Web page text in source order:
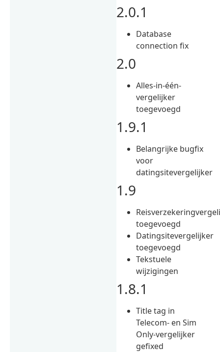
2.0.1
Database
connection fix
2.0
Alles-in-één-
vergelijker
toegevoegd
1.9.1
Belangrijke bugfix
voor
datingsitevergelijker
1.9
toegevoegd
Datingsitevergelijker
toegevoegd
Tekstuele
wijzigingen
1.8.1
Title tag in
Telecom- en Sim
Only-vergelijker
gefixed